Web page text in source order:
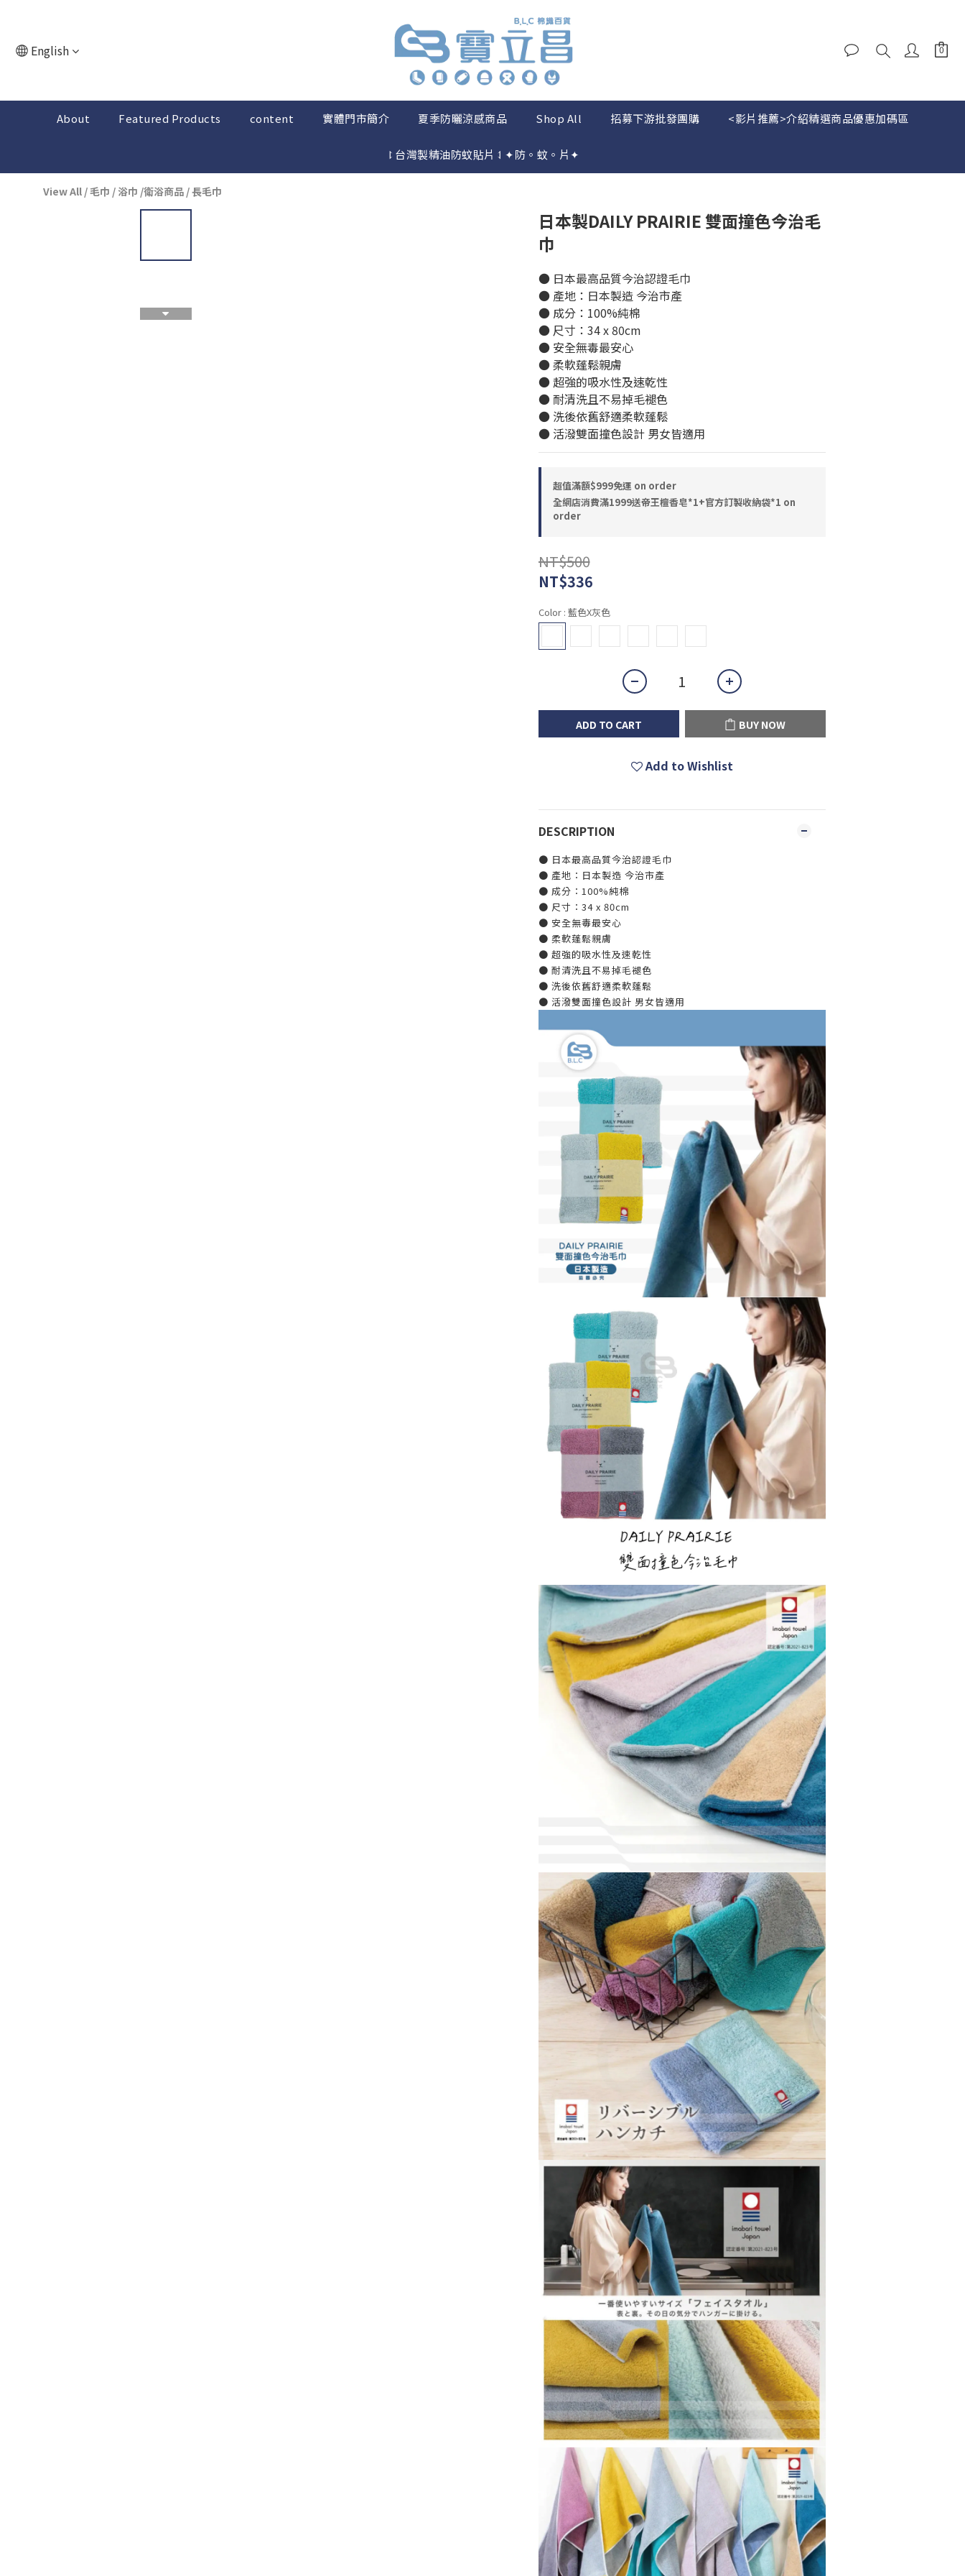
English
About Featured Products content 實體門市簡介 夏季防曬涼感商品 Shop All 招募下游批發團購 <影片推薦>介紹精選商品優惠加碼區
⥏台灣製精油防蚊貼片⥑✦防。蚊。片✦
View All /毛巾 / 浴巾 /衛浴商品 /長毛巾
日本製DAILY PRAIRIE 雙面撞色今治毛
巾
● 日本最高品質今治認證毛巾
● 產地：日本製造 今治市產
● 成分：100%純棉
● 尺寸：34 x 80cm
● 安全無毒最安心
● 柔軟蓬鬆親膚
● 超強的吸水性及速乾性
● 耐清洗且不易掉毛褪色
● 洗後依舊舒適柔軟蓬鬆
● 活潑雙面撞色設計 男女皆適用
超值滿額$999免運 on order
全網店消費滿1999送帝王檀香皂*1+官方訂製收納袋*1 on
order
NT$500
NT$336
Color : 藍色x灰色
ADD TO CART BUY NOW
Add to Wishlist
DESCRIPTION
● 日本最高品質今治認證毛巾
● 產地：日本製造 今治市產
● 成分：100%純棉
● 尺寸：34 x 80cm
● 安全無毒最安心
● 柔軟蓬鬆親膚
● 超強的吸水性及速乾性
● 耐清洗且不易掉毛褪色
● 洗後依舊舒適柔軟蓬鬆
● 活潑雙面撞色設計 男女皆適用